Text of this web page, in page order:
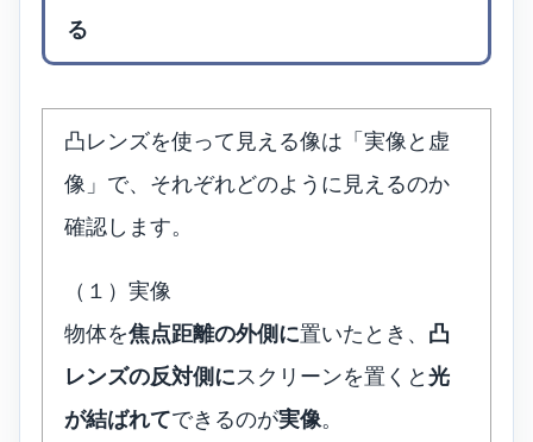
る
凸レンズを使って見える像は「実像と虚
像」で、それぞれどのように見えるのか
確認します。
（１）実像
物体を焦点距離の外側に置いたとき、 凸
レンズの反対側にスクリーンを置くと光
が結ばれてできるのが実像。